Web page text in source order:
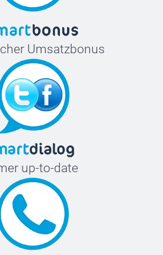
Umsatzbonus
up-to-date